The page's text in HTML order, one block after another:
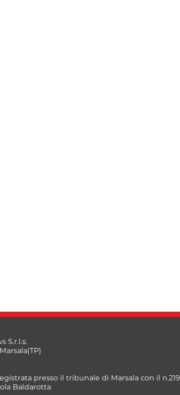
S.r.l.s.
presso il tribunale di Marsala con il n.219
Baldarotta